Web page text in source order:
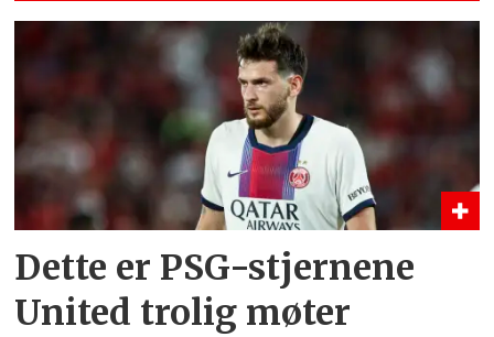
Dette er PSG-stjernene
United trolig møter